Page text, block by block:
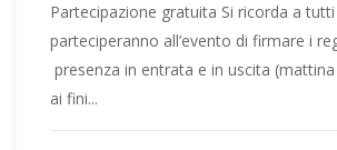
Partecipazione gratuita Si ricorda a
parteciperanno all’evento di firmare i
presenza in entrata e in uscita
ai fini...